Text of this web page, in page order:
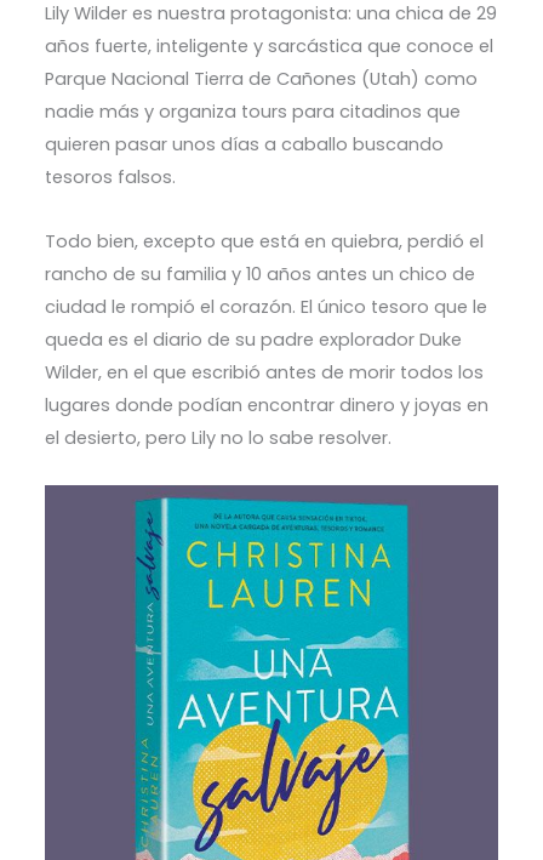
Lily Wilder es nuestra protagonista: una chica de 29
años fuerte, inteligente y sarcástica que conoce el
Parque Nacional Tierra de Cañones (Utah) como
nadie más y organiza tours para citadinos que
quieren pasar unos días a caballo buscando
tesoros falsos.
Todo bien, excepto que está en quiebra, perdió el
rancho de su familia y 10 años antes un chico de
ciudad le rompió el corazón. El único tesoro que le
queda es el diario de su padre explorador Duke
Wilder, en el que escribió antes de morir todos los
lugares donde podían encontrar dinero y joyas en
el desierto, pero Lily no lo sabe resolver.